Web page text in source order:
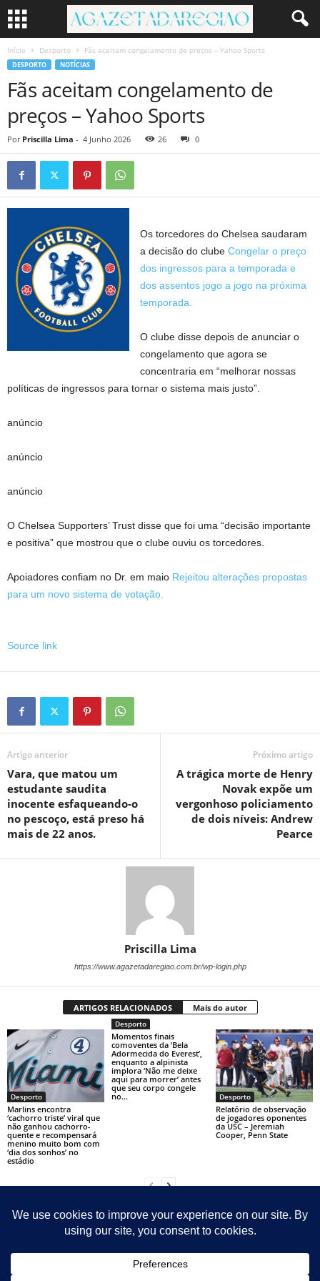
Início Desporto Fãs aceitam congelamento de preços – Yahoo Sports
DESPORTO NOTÍCIAS
Fãs aceitam congelamento de
preços – Yahoo Sports
Por Priscilla Lima - 4 Junho 2026 26 0
Os torcedores do Chelsea saudaram
a decisão do clubeCongelar o preço
dos ingressos para a temporada e
dos assentos jogo a jogo na próxima
temporada.
O clube disse depois de anunciar o
congelamento que agora se
concentraria em “melhorar nossas
políticas de ingressos para tornar o sistema mais justo”.
anúncio
anúncio
anúncio
O Chelsea Supporters’ Trust disse que foi uma “decisão importante
e positiva” que mostrou que o clube ouviu os torcedores.
Apoiadores confiam no Dr. em maio Rejeitou alterações propostas
para um novo sistema de votação.
Source link
Artigo anterior
Vara, que matou um
estudante saudita
inocente esfaqueando-o
no pescoço, está preso há
mais de 22 anos.
Próximo artigo
A trágica morte de Henry
Novak expõe um
vergonhoso policiamento
de dois níveis: Andrew
Pearce
Priscilla Lima
https://www.agazetadaregiao.com.br/wp-login.php
ARTIGOS RELACIONADOS Mais do autor
Desporto
Marlins encontra
‘cachorro triste’ viral que
não ganhou cachorro-
quente e recompensará
menino muito bom com
‘dia dos sonhos’ no
estádio
Desporto
Momentos finais
comoventes da ‘Bela
Adormecida do Everest’,
enquanto a alpinista
implora ‘Não me deixe
aqui para morrer’ antes
que seu corpo congele
no...
Desporto
Relatório de observação
de jogadores oponentes
da USC – Jeremiah
Cooper, Penn State